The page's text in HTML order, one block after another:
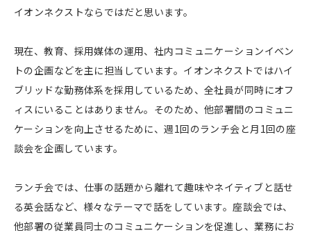
イオンネクストならではだと思います。
現在、教育、採用媒体の運用、社内コミュニケーションイベン
トの企画などを主に担当しています。イオンネクストではハイ
ブリッドな勤務体系を採用しているため、全社員が同時にオフ
ィスにいることはありません。そのため、他部署間のコミュニ
ケーションを向上させるために、週1回のランチ会と月1回の座
談会を企画しています。
ランチ会では、仕事の話題から離れて趣味やネイティブと話せ
る英会話など、様々なテーマで話をしています。座談会では、
他部署の従業員同士のコミュニケーションを促進し、業務にお